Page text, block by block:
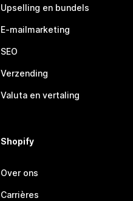
Upselling en bundels
E-mailmarketing
SEO
Verzending
Valuta en vertaling
Shopify
Over ons
Carrières